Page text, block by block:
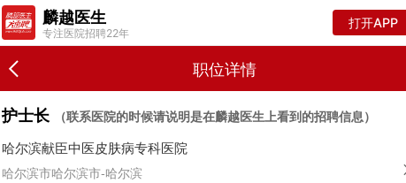
麟越医生
专注医院招聘22年
打开APP
职位详情
护士长 （联系医院的时候请说明是在麟越医生上看到的招聘信息）
哈尔滨献臣中医皮肤病专科医院
哈尔滨市哈尔滨市-哈尔滨